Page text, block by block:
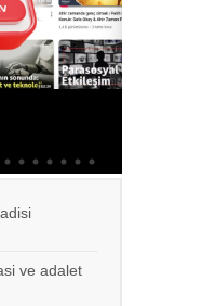
ve adalet